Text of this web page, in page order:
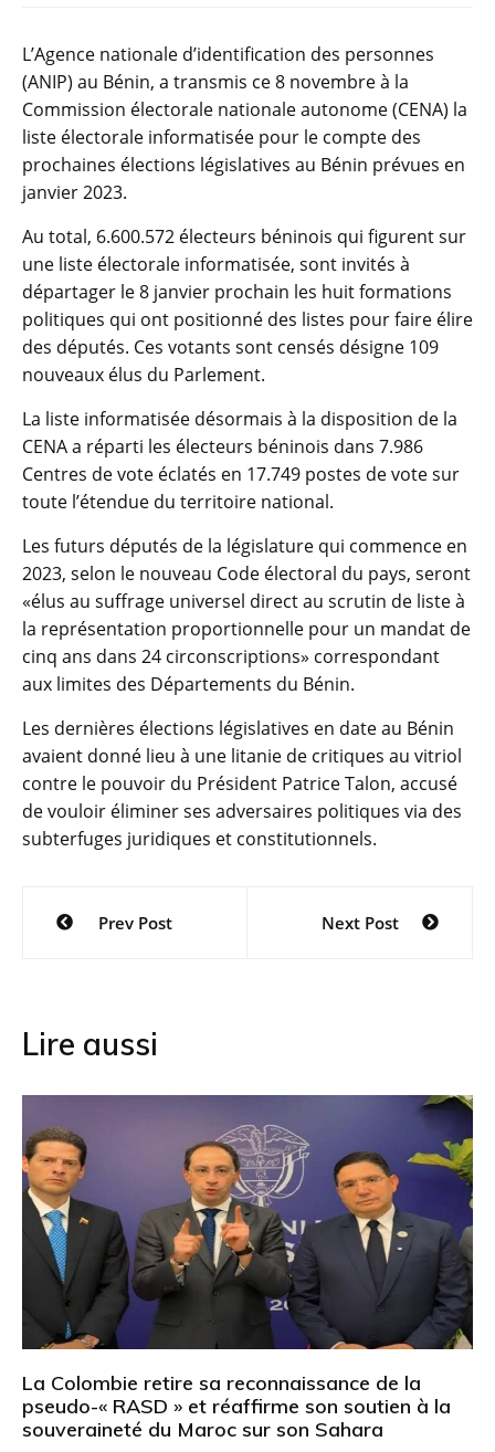
L’Agence nationale d’identification des personnes
(ANIP) au Bénin, a transmis ce 8 novembre à la
Commission électorale nationale autonome (CENA) la
liste électorale informatisée pour le compte des
prochaines élections législatives au Bénin prévues en
janvier 2023.
Au total, 6.600.572 électeurs béninois qui figurent sur
une liste électorale informatisée, sont invités à
départager le 8 janvier prochain les huit formations
politiques qui ont positionné des listes pour faire élire
des députés. Ces votants sont censés désigne 109
nouveaux élus du Parlement.
La liste informatisée désormais à la disposition de la
CENA a réparti les électeurs béninois dans 7.986
Centres de vote éclatés en 17.749 postes de vote sur
toute l’étendue du territoire national.
Les futurs députés de la législature qui commence en
2023, selon le nouveau Code électoral du pays, seront
«élus au suffrage universel direct au scrutin de liste à
la représentation proportionnelle pour un mandat de
cinq ans dans 24 circonscriptions» correspondant
aux limites des Départements du Bénin.
Les dernières élections législatives en date au Bénin
avaient donné lieu à une litanie de critiques au vitriol
contre le pouvoir du Président Patrice Talon, accusé
de vouloir éliminer ses adversaires politiques via des
subterfuges juridiques et constitutionnels.
Navigation
Prev Post Next Post
Lire aussi
La Colombie retire sa reconnaissance de la
pseudo-« RASD » et réaffirme son soutien à la
souveraineté du Maroc sur son Sahara